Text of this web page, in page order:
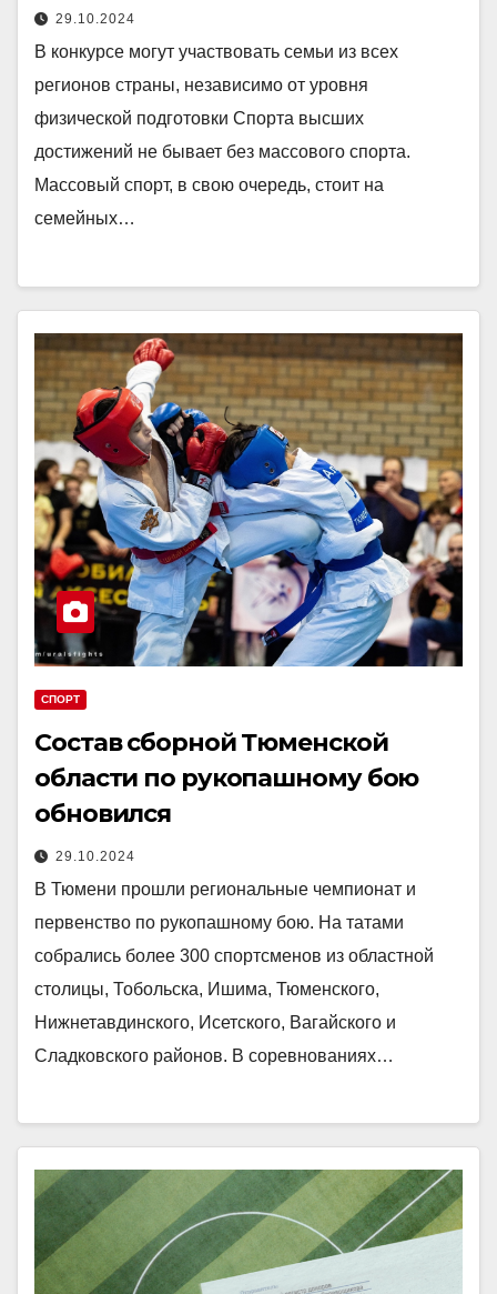
29.10.2024
В конкурсе могут участвовать семьи из всех
регионов страны, независимо от уровня
физической подготовки Спорта высших
достижений не бывает без массового спорта.
Массовый спорт, в свою очередь, стоит на
семейных…
СПОРТ
Состав сборной Тюменской
области по рукопашному бою
обновился
29.10.2024
В Тюмени прошли региональные чемпионат и
первенство по рукопашному бою. На татами
собрались более 300 спортсменов из областной
столицы, Тобольска, Ишима, Тюменского,
Нижнетавдинского, Исетского, Вагайского и
Сладковского районов. В соревнованиях…